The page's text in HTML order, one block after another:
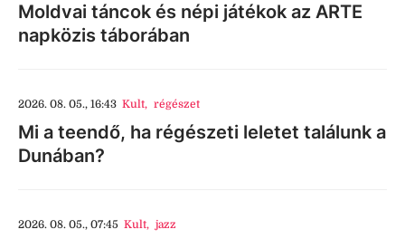
Moldvai táncok és népi játékok az ARTE
napközis táborában
2026. 08. 05., 16:43 Kult, régészet
Mi a teendő, ha régészeti leletet találunk a
Dunában?
2026. 08. 05., 07:45 Kult, jazz